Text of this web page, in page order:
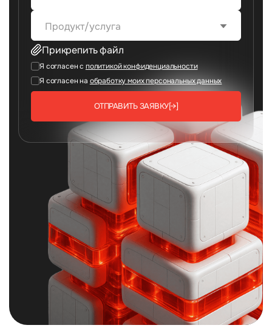
Продукт/услуга
Прикрепить файл
Я согласен с политикой конфиденциальности
Я согласен на обработку моих персональных данных
ОТПРАВИТЬ ЗАЯВКУ[→]